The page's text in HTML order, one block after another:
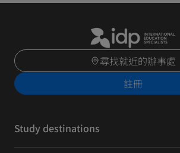
尋找就近的辦事處
註冊
Study destinations